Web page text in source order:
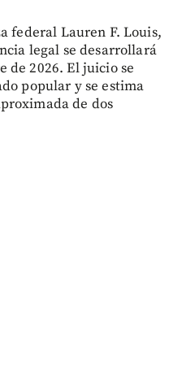
federal Lauren F. Louis,
legal se desarrollará
de 2026. El juicio se
popular y se estima
de dos